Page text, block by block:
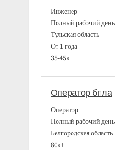
Инженер
Полный рабочий день
Тульская область
От 1 года
35-45к
Оператор бпла
Оператор
Полный рабочий день
Белгородская область
80к+